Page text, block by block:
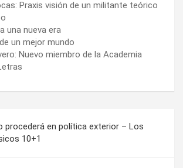
Praxis visión de un militante teórico
una nueva era
un mejor mundo
Nuevo miembro de la Academia
procederá en política exterior – Los
10+1